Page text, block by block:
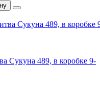
Сукуна 489, в коробке 9-